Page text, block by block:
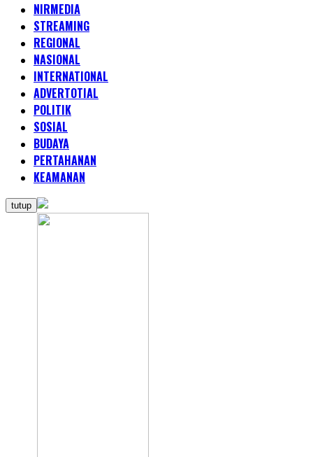
NIRMEDIA
STREAMING
REGIONAL
NASIONAL
INTERNATIONAL
ADVERTOTIAL
POLITIK
SOSIAL
BUDAYA
PERTAHANAN
KEAMANAN
tutup